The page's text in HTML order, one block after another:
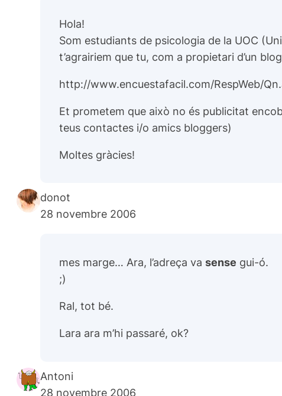
Hola!
Som estudiants de psicologia de la UOC
t’agrairiem que tu, com a propietari d’un
http://www.encuestafacil.com/RespWeb/
Et prometem que això no és publicitat
teus contactes i/o amics bloggers)
Moltes gràcies!
donot
28 novembre 2006
mes marge… Ara, l’adreça va sense gui-ó.
;)
Ral, tot bé.
Lara ara m’hi passaré, ok?
Antoni
28 novembre 2006